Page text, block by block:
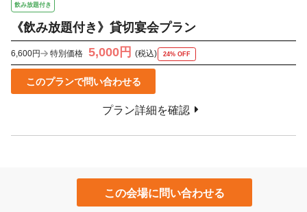
飲み放題付き
《飲み放題付き》貸切宴会プラン
6,600円 特別価格 5,000円 (税込) 24% OFF
このプランで問い合わせる
プラン詳細を確認
この会場に問い合わせる